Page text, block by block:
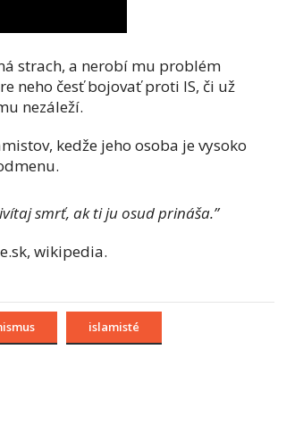
strach, a nerobí mu problém
neho česť bojovať proti IS, či už
nezáleží.
kedže jeho osoba je vysoko
smrť, ak ti ju osud prináša.”
wikipedia.
islamisté